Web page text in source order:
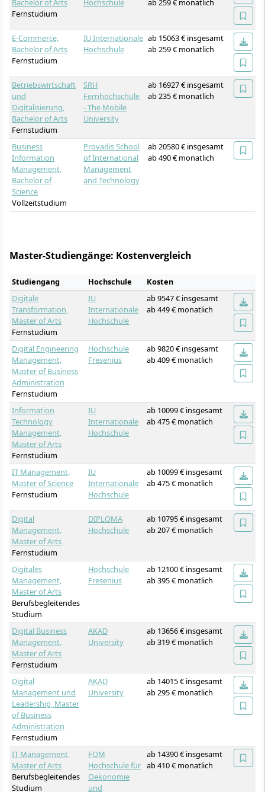
Fernstudium
E-Commerce,
Bachelor of Arts
Fernstudium
IU Internationale
Hochschule
ab 15063 € insgesamt
ab 259 € monatlich
Betriebswirtschaft
und
Digitalisierung,
Bachelor of Arts
Fernstudium
SRH
Fernhochschule
- The Mobile
University
ab 16927 € insgesamt
ab 235 € monatlich
Business
Information
Management,
Bachelor of
Science
Vollzeitstudium
Provadis School
of International
Management
and Technology
ab 20580 € insgesamt
ab 490 € monatlich
Master-Studiengänge: Kostenvergleich
Studiengang Hochschule
Kosten
Digitale
Transformation,
Master of Arts
Fernstudium
IU
Internationale
Hochschule
ab 9547 € insgesamt
ab 449 € monatlich
Digital Engineering
Management,
Master of Business
Administration
Fernstudium
Hochschule
Fresenius
ab 9820 € insgesamt
ab 409 € monatlich
Information
Technology
Management,
Master of Arts
Fernstudium
IU
Internationale
Hochschule
ab 10099 € insgesamt
ab 475 € monatlich
IT Management,
Master of Science
Fernstudium
IU
Internationale
Hochschule
ab 10099 € insgesamt
ab 475 € monatlich
Digital
Management,
Master of Arts
Fernstudium
DIPLOMA
Hochschule
ab 10795 € insgesamt
ab 207 € monatlich
Digitales
Management,
Master of Arts
Berufsbegleitendes
Studium
Hochschule
Fresenius
ab 12100 € insgesamt
ab 395 € monatlich
Digital Business
Management,
Master of Arts
Fernstudium
AKAD
University
ab 13656 € insgesamt
ab 319 € monatlich
Digital
Management und
Leadership, Master
of Business
Administration
Fernstudium
AKAD
University
ab 14015 € insgesamt
ab 295 € monatlich
IT Management,
Master of Arts
Berufsbegleitendes
Studium
FOM
Hochschule für
Oekonomie
und
ab 14390 € insgesamt
ab 410 € monatlich